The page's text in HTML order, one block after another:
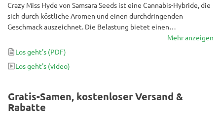
Crazy Miss Hyde von Samsara Seeds ist eine Cannabis-Hybride, die
sich durch köstliche Aromen und einen durchdringenden
Geschmack auszeichnet. Die Belastung bietet einen
entspannenden Effekt nach einem anfänglichen traumhaften
zerebralen Hoch, wodurch Sie sich lockern. Perfekt für diejenigen,
die sich abends entspannen möchten und für medizinische
Benutzer gleichermaßen.
Mehr anzeigen
Los geht's (PDF)
Los geht's (video)
Gratis-Samen, kostenloser Versand &
Rabatte